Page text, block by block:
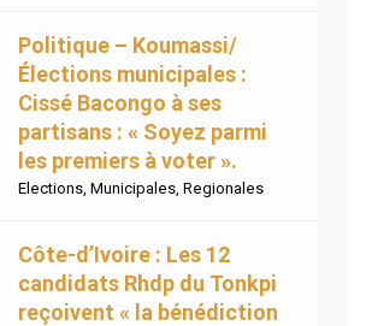
Politique – Koumassi/
Élections municipales :
Cissé Bacongo à ses
partisans : « Soyez parmi
les premiers à voter ».
Elections Municipales Regionales
Côte-d’Ivoire : Les 12
candidats Rhdp du Tonkpi
reçoivent « la bénédiction